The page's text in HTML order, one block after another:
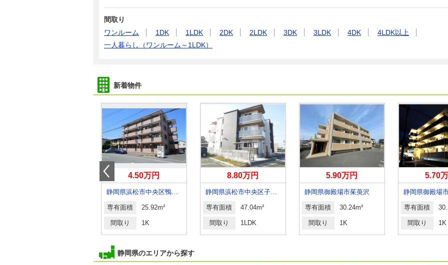
間取り
ワンルーム
1DK 1LDK 2DK 2LDK 3DK 3LDK 4DK
4LDK以上
一人暮らし（ワンルーム～1LDK）
新着物件
4.50万円
静岡県浜松市中央区鴨江３
専有面積 25.92m²
間取り 1K
8.80万円
静岡県浜松市中央区子安町
専有面積 47.04m²
間取り 1LDK
5.90万円
静岡県御殿場市茱萸沢
専有面積 30.24m²
間取り 1K
5.70
静岡県御殿場
専有面積
間取り 1K
静岡県のエリアから探す